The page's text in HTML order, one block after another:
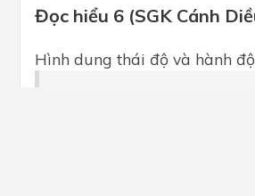
Đọc hiểu 6 (SGK Cánh
Hình dung thái độ và hành